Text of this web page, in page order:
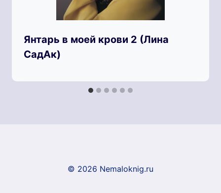
Янтарь в моей крови 2 (Лина
СадАк)
© 2026 Nemaloknig.ru